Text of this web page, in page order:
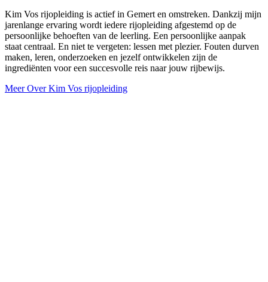
Kim Vos rijopleiding is actief in Gemert en omstreken. Dankzij mijn
jarenlange ervaring wordt iedere rijopleiding afgestemd op de
persoonlijke behoeften van de leerling. Een persoonlijke aanpak
staat centraal. En niet te vergeten: lessen met plezier. Fouten durven
maken, leren, onderzoeken en jezelf ontwikkelen zijn de
ingrediënten voor een succesvolle reis naar jouw rijbewijs.
Meer Over Kim Vos rijopleiding